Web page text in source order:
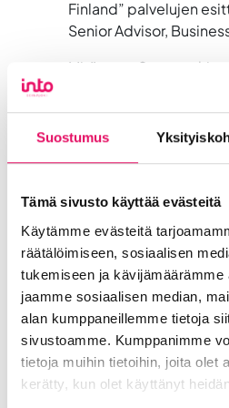
Suostumus
Tämä sivusto käyttää evästeitä
Käytämme evästeitä
räätälöimiseen, sosiaalisen
tukemiseen ja
jaamme sosiaalisen median,
alan kumppaneillemme tietoja
sivustoamme. Kumppanimme
tietoja muihin tietoihin, joita olet
kerätty, kun olet käyttänyt
Finland” palvelujen
Senior Advisor,
Mitä muut Suomen
hankinnoissa ja
Ilmajoen
Paikallisen
Sanna Kankaanpää,
Into Seinäjoki Oy
Finnveran
rahoituspäällikkö,
16.00 Tilaisuus päättyy